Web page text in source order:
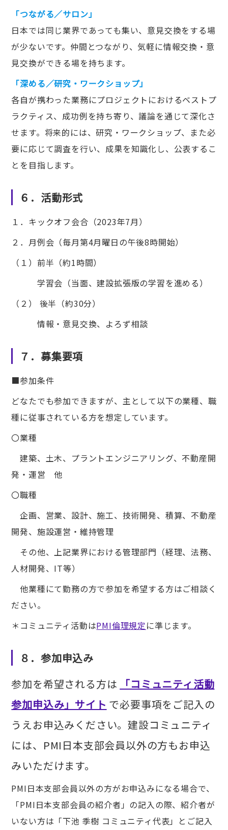
「つながる／サロン」
日本では同じ業界であっても集い、意見交換をする場
が少ないです。仲間とつながり、気軽に情報交換・意
見交換ができる場を持ちます。
「深める／研究・ワークショップ」
各自が携わった業務にプロジェクトにおけるベストプ
ラクティス、成功例を持ち寄り、議論を通じて深化さ
せます。将来的には、研究・ワークショップ、また必
要に応じて調査を行い、成果を知識化し、公表するこ
とを目指します。
６．活動形式
１．キックオフ会合（2023年7月）
２．月例会（毎月第4月曜日の午後8時開始）
（１）前半（約1時間）
学習会（当面、建設拡張版の学習を進める）
（２） 後半（約30分）
情報・意見交換、よろず相談
７．募集要項
■参加条件
どなたでも参加できますが、主として以下の業種、職
種に従事されている方を想定しています。
〇業種
建築、土木、プラントエンジニアリング、不動産開
発・運営 他
〇職種
企画、営業、設計、施工、技術開発、積算、不動産
開発、施設運営・維持管理
その他、上記業界における管理部門（経理、法務、
人材開発、IT等）
他業種にて勤務の方で参加を希望する方はご相談く
ださい。
＊コミュニティ活動はPMI倫理規定に準じます。
８．参加申込み
参加を希望される方は
「コミュニティ活動
参加申込み」サイト で必要事項をご記入の
うえお申込みください。建設コミュニティ
には、PMI日本支部会員以外の方もお申込
みいただけます。
PMI日本支部会員以外の方がお申込みになる場合で、
「PMI日本支部会員の紹介者」の記入の際、紹介者が
いない方は「下池 季樹 コミュニティ代表」とご記入